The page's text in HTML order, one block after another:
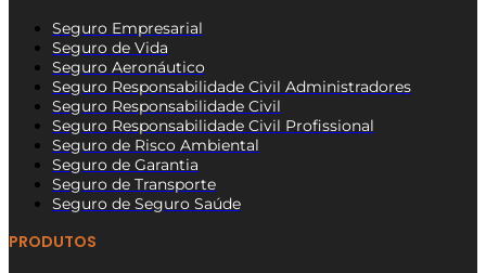
Seguro Empresarial
Seguro de Vida
Seguro Aeronáutico
Seguro Responsabilidade Civil Administradores
Seguro Responsabilidade Civil
Seguro Responsabilidade Civil Profissional
Seguro de Risco Ambiental
Seguro de Garantia
Seguro de Transporte
Seguro de Seguro Saúde
PRODUTOS